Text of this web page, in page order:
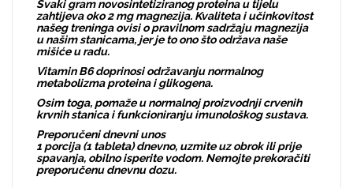
Svaki gram novosintetiziranog proteina u tijelu
zahtijeva oko 2 mg magnezija. Kvaliteta i učinkovitost
našeg treninga ovisi o pravilnom sadržaju magnezija
u našim stanicama, jer je to ono što održava naše
mišiće u radu.
Vitamin B6 doprinosi održavanju normalnog
metabolizma proteina i glikogena.
Osim toga, pomaže u normalnoj proizvodnji crvenih
krvnih stanica i funkcioniranju imunološkog sustava.
Preporučeni dnevni unos
1 porcija (1 tableta) dnevno, uzmite uz obrok ili prije
spavanja, obilno isperite vodom. Nemojte prekoračiti
preporučenu dnevnu dozu.